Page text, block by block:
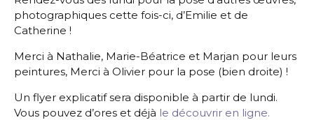
photographiques cette fois-ci, d’Emilie et de
Catherine !
Merci à Nathalie, Marie-Béatrice et Marjan pour leurs
peintures, Merci à Olivier pour la pose (bien droite) !
Un flyer explicatif sera disponible à partir de lundi.
Vous pouvez d’ores et déjà le découvrir en ligne.